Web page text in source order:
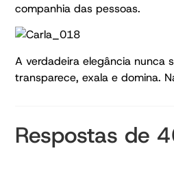
companhia das pessoas.
A verdadeira elegância nunca
transparece, exala e domina.
Respostas de